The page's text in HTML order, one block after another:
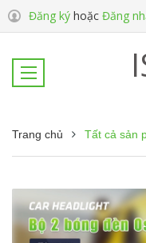
Đăng ký hoặc Đăng
Trang chủ Tất cả sản